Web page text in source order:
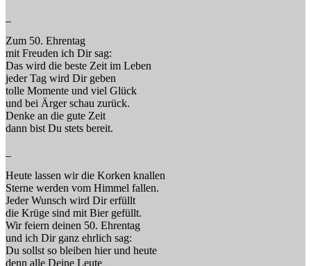
Zum 50. Ehrentag
mit Freuden ich Dir sag:
Das wird die beste Zeit im Leben
jeder Tag wird Dir geben
tolle Momente und viel Glück
und bei Ärger schau zurück.
Denke an die gute Zeit
dann bist Du stets bereit.
Heute lassen wir die Korken knallen
Sterne werden vom Himmel fallen.
Jeder Wunsch wird Dir erfüllt
die Krüge sind mit Bier gefüllt.
Wir feiern deinen 50. Ehrentag
und ich Dir ganz ehrlich sag:
Du sollst so bleiben hier und heute
denn alle Deine Leute